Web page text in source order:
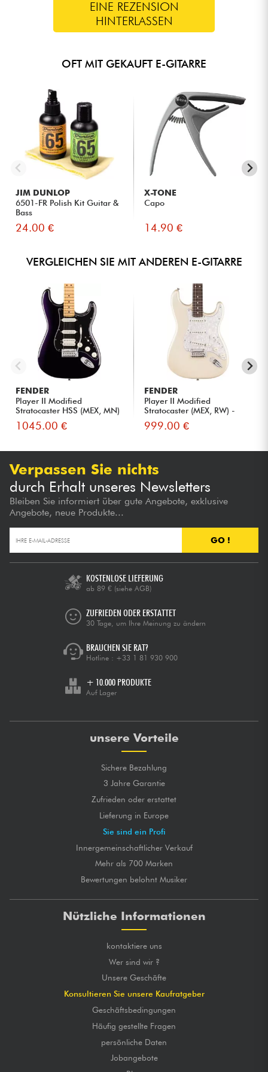
EINE REZENSION
HINTERLASSEN
OFT MIT GEKAUFT E-GITARRE
JIM DUNLOP
6501-FR Polish Kit Guitar &
Bass
24.00 €
X-TONE
Capo
14.90 €
VERGLEICHEN SIE MIT ANDEREN E-GITARRE
FENDER
Player II Modified
Stratocaster HSS (MEX, MN)
- Du...
1045.00 €
FENDER
Player II Modified
Stratocaster (MEX, RW) -
Olympi...
999.00 €
Verpassen Sie nichts
durch Erhalt unseres Newsletters
Bleiben Sie informiert über gute Angebote, exklusive
Angebote, neue Produkte...
GO !
KOSTENLOSE LIEFERUNG
ab 89 € (siehe AGB)
ZUFRIEDEN ODER ERSTATTET
30 Tage, um Ihre Meinung zu ändern
BRAUCHEN SIE RAT?
Hotline : +33 1 81 930 900
+ 10.000 PRODUKTE
Auf Lager
unsere Vorteile
Sichere Bezahlung
3 Jahre Garantie
Zufrieden oder erstattet
Lieferung in Europe
Sie sind ein Profi
Innergemeinschaftlicher Verkauf
Mehr als 700 Marken
Bewertungen belohnt Musiker
Nützliche Informationen
kontaktiere uns
Wer sind wir ?
Unsere Geschäfte
Konsultieren Sie unsere Kaufratgeber
Geschäftsbedingungen
Häufig gestellte Fragen
persönliche Daten
Jobangebote